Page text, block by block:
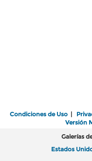
Condiciones de Uso |
Versión
Galerías
Estados